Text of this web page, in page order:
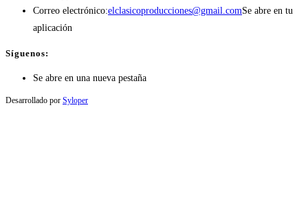
Correo electrónico:elclasicoproducciones@gmail.comSe abre en tu
aplicación
Síguenos:
Se abre en una nueva pestaña
Desarrollado por Syloper